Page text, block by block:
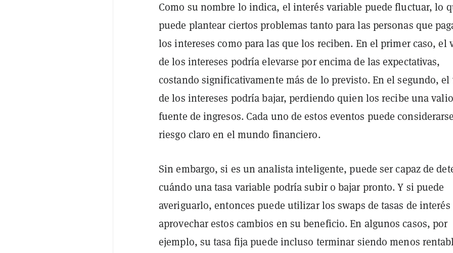
Como su nombre lo indica, el interés variable puede fluctuar, lo
puede plantear ciertos problemas tanto para las personas que
los intereses como para las que los reciben. En el primer caso, el
de los intereses podría elevarse por encima de las expectativas,
costando significativamente más de lo previsto. En el segundo, el
de los intereses podría bajar, perdiendo quien los recibe una
fuente de ingresos. Cada uno de estos eventos puede
riesgo claro en el mundo financiero.
Sin embargo, si es un analista inteligente, puede ser capaz de
cuándo una tasa variable podría subir o bajar pronto. Y si puede
averiguarlo, entonces puede utilizar los swaps de tasas de interés
aprovechar estos cambios en su beneficio. En algunos casos, por
ejemplo, su tasa fija puede incluso terminar siendo menos